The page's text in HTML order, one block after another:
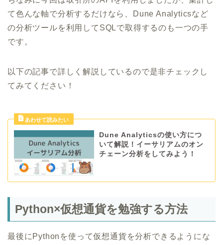
て色んな軸で分析するだけなら、Dune Analyticsなど
の分析ツールを利用してSQLで取得するのも一つの手
です。
以下の記事で詳しく解説しているので是非チェックし
てみてください！
Dune Analyticsの使い方につ
いて解説！イーサリアムのオン
チェーン分析をしてみよう！
Python×仮想通貨を勉強する方法
最後にPythonを使って仮想通貨を分析できるようにな